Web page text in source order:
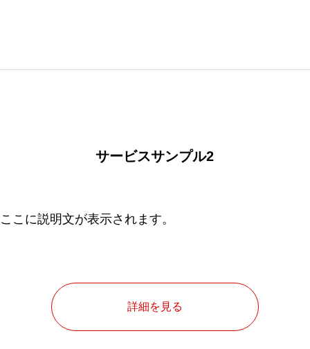
サービスサンプル2
ここに説明文が表示されます。
詳細を見る